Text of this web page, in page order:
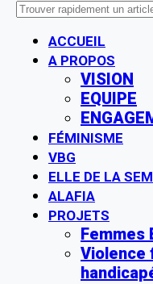
ACCUEIL
A PROPOS
VISION
EQUIPE
FÉMINISME
VBG
ELLE DE LA
ALAFIA
PROJETS
Femmes
Violence